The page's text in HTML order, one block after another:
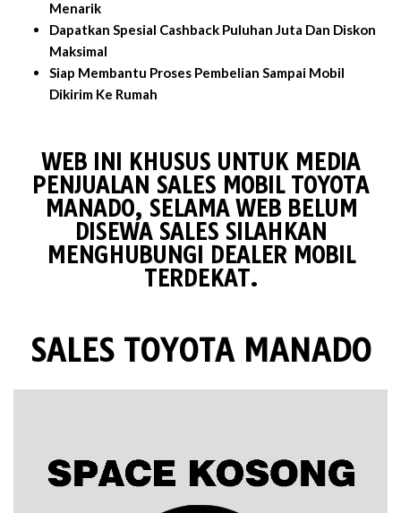
Menarik
Dapatkan Spesial Cashback Puluhan Juta Dan Diskon
Maksimal
Siap Membantu Proses Pembelian Sampai Mobil
Dikirim Ke Rumah
WEB INI KHUSUS UNTUK MEDIA
PENJUALAN SALES MOBIL TOYOTA
MANADO, SELAMA WEB BELUM
DISEWA SALES SILAHKAN
MENGHUBUNGI DEALER MOBIL
TERDEKAT.
SALES TOYOTA MANADO